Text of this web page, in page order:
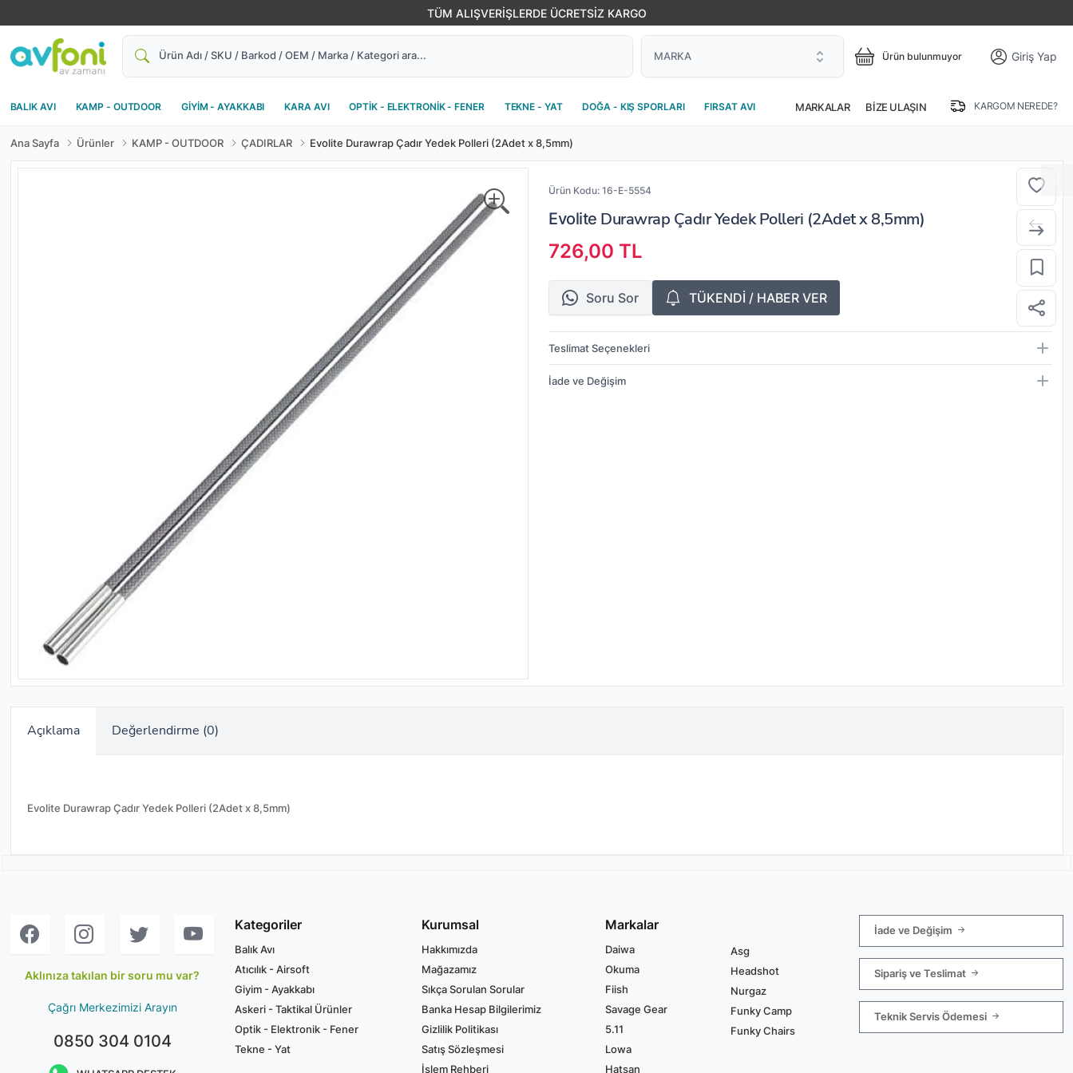
TÜM ALIŞVERİŞLERDE ÜCRETSİZ KARGO
Ara
Ürün bulunmuyor Giriş Yap
BALIK AVI KAMP - OUTDOOR GİYİM - AYAKKABI KARA AVI OPTİK - ELEKTRONİK - FENER TEKNE - YAT DOĞA - KIŞ SPORLARI FIRSAT AVI MARKALAR BIZE ULAŞIN KARGOM NEREDE?
Ana Sayfa Ürünler KAMP - OUTDOOR ÇADIRLAR Evolite Durawrap Çadır Yedek Polleri (2Adet x 8,5mm)
Ürün Kodu: 16-E-5554
Evolite Durawrap Çadır Yedek Polleri (2Adet x 8,5mm)
726,00 TL
Soru Sor TÜKENDİ / HABER VER
Teslimat Seçenekleri
İade ve Değişim
Açıklama Değerlendirme (0)
Evolite Durawrap Çadır Yedek Polleri (2Adet x 8,5mm)
Aklınıza takılan bir soru mu var?
Çağrı Merkezimizi Arayın
0850 304 0104
Kategoriler
Balık Avı
Atıcılık - Airsoft
Giyim - Ayakkabı
Askeri - Taktikal Ürünler
Optik - Elektronik - Fener
Tekne - Yat
Kurumsal
Hakkımızda
Mağazamız
Sıkça Sorulan Sorular
Banka Hesap Bilgilerimiz
Gizlilik Politikası
Satış Sözleşmesi
İşlem Rehberi
Markalar
Daiwa
Okuma
Fiish
Savage Gear
5.11
Lowa
Hatsan
Asg
Headshot
Nurgaz
Funky Camp
Funky Chairs
İade ve Değişim
Sipariş ve Teslimat
Teknik Servis Ödemesi